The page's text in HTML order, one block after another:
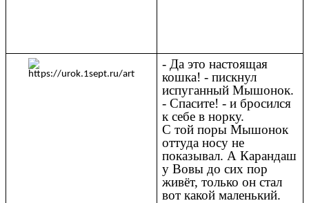
- Да это настоящая
кошка! - пискнул
испуганный Мышонок.
- Спасите! - и бросился
к себе в норку.
С той поры Мышонок
оттуда носу не
показывал. А Карандаш
у Вовы до сих пор
живёт, только он стал
вот какой маленький.